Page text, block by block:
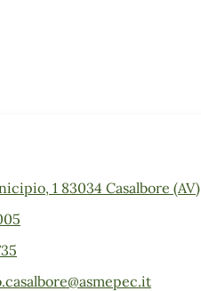
1 83034 Casalbore (AV)